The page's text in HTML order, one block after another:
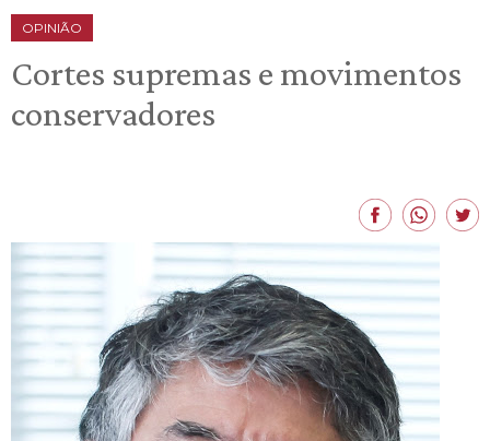
OPINIÃO
Cortes supremas e movimentos
conservadores